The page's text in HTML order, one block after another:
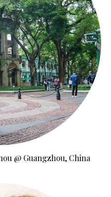
@ Guangzhou, China